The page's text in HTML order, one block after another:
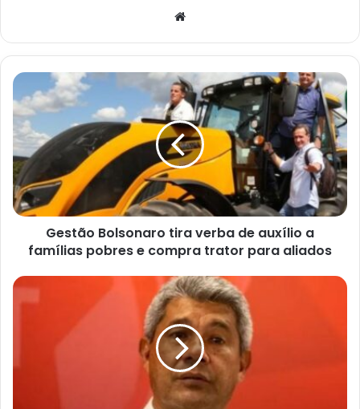
Gestão
Bolsonaro
tira
verba
auxílio
a
famílias
pobres
compra
para
Gestão Bolsonaro tira verba de auxílio a
famílias pobres e compra trator para aliados
Justiça
nega
para